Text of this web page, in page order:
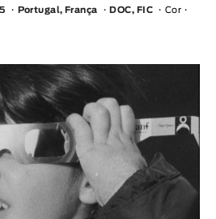
Portugal, França DOC, FIC
Cor